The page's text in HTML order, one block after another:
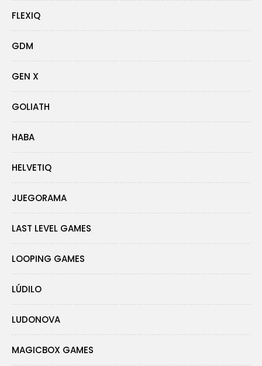
FLEXIQ
GDM
GEN X
GOLIATH
HABA
HELVETIQ
JUEGORAMA
LAST LEVEL GAMES
LOOPING GAMES
LÚDILO
LUDONOVA
MAGICBOX GAMES